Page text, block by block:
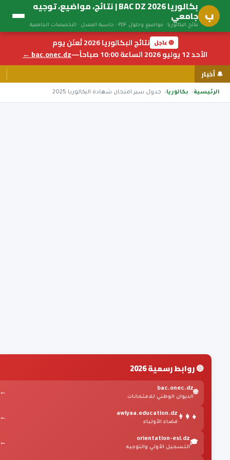
ب بكالوريا BAC DZ 2026 | نتائج، مواضيع، توجيه
جامعي
نتائج البكالوريا · مواضيع وحلول PDF · حاسبة المعدل · التخصصات الجامعية
🔴 عاجل نتائج البكالوريا 2026 تُعلَن يوم
الأحد 12 يوليو 2026 الساعة 10:00 صباحاً
—
bac.onec.dz ←
🔔 أخبار
الرئيسية بكالوريا جدول سير امتحان شهادة البكالوريا 2025
🔴 روابط رسمية 2026
🌐
bac.onec.dz
الديوان الوطني للامتحانات
←
👨‍👩‍👧
awlyaa.education.dz
فضاء الأولياء
←
🎓
orientation-esi.dz
التسجيل الأولي والتوجيه
←